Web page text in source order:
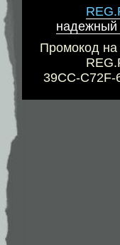
надежный
Промокод на
39CC-C72F-